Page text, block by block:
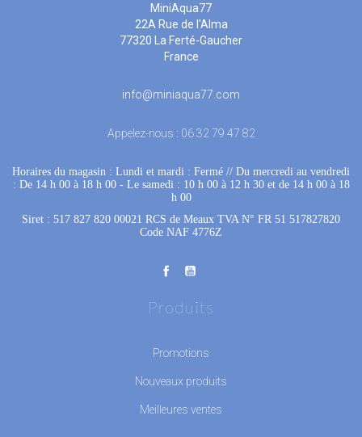
MiniAqua77
22A Rue de l'Alma
77320 La Ferté-Gaucher
France
info@miniaqua77.com
Appelez-nous : 06 32 79 47 82
Horaires du magasin : Lundi et mardi : Fermé // Du mercredi au vendredi
: De 14 h 00 à 18 h 00 - Le samedi : 10 h 00 à 12 h 30 et de 14 h 00 à 18
h 00
Siret : 517 827 820 00021 RCS de Meaux TVA N° FR 51 517827820
Code NAF 4776Z
Produits
Promotions
Nouveaux produits
Meilleures ventes